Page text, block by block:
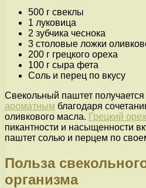
500 г свеклы
1 луковица
2 зубчика чеснока
3 столовые ложки
200 г грецкого ореха
100 г сыра фета
Соль и перец по вкусу
Свекольный паштет
ароматным благодаря
оливкового масла. Грецкий орех
пикантности и насыщенности
паштет солью и перцем по
Польза
организма